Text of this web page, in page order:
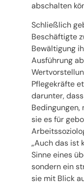
abschalten
Schließlich
Beschäftigte
Bewältigung
Ausführung
Pflegekräfte
darunter,
Bedingungen,
sie es für
„Auch das ist
Sinne eines
sondern ein
sie mit Blick